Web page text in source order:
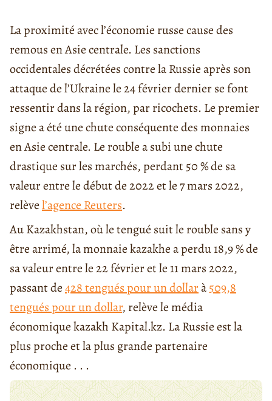
La proximité avec l’économie russe cause des
remous en Asie centrale. Les sanctions
occidentales décrétées contre la Russie après son
attaque de l’Ukraine le 24 février dernier se font
ressentir dans la région, par ricochets. Le premier
signe a été une chute conséquente des monnaies
en Asie centrale. Le rouble a subi une chute
drastique sur les marchés, perdant 50 % de sa
valeur entre le début de 2022 et le 7 mars 2022,
relèvel’agence Reuters.
Au Kazakhstan, où le tengué suit le rouble sans y
être arrimé, la monnaie kazakhe a perdu 18,9 % de
sa valeur entre le 22 février et le 11 mars 2022,
passant de428 tengués pour un dollarà509,8
tengués pour un dollar, relève le média
économique kazakh Kapital.kz. La Russie est la
plus proche et la plus grande partenaire
économique . . .